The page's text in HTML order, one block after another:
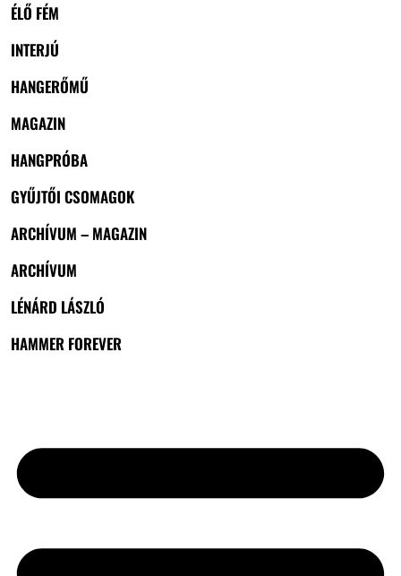
ÉLŐ FÉM
INTERJÚ
HANGERŐMŰ
MAGAZIN
HANGPRÓBA
GYŰJTŐI CSOMAGOK
ARCHÍVUM – MAGAZIN
ARCHÍVUM
LÉNÁRD LÁSZLÓ
HAMMER FOREVER